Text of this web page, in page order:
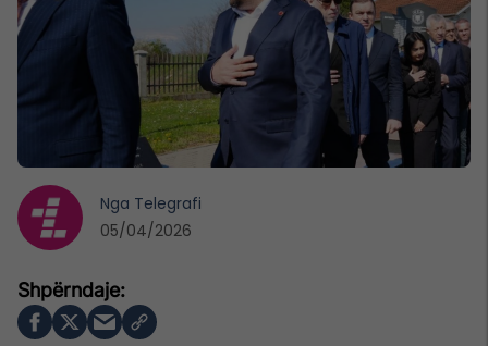
Nga Telegrafi
05/04/2026